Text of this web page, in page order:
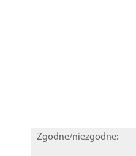
Zgodne/niezgodne: